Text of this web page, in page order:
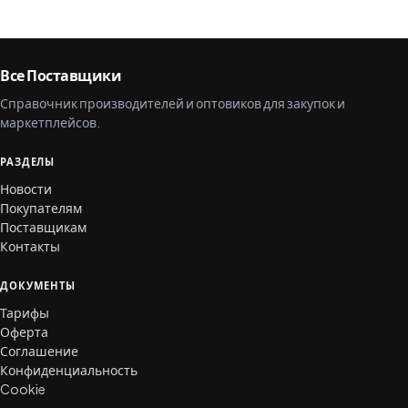
Все Поставщики
Справочник производителей и оптовиков для закупок и
маркетплейсов.
РАЗДЕЛЫ
Новости
Покупателям
Поставщикам
Контакты
ДОКУМЕНТЫ
Тарифы
Оферта
Соглашение
Конфиденциальность
Cookie